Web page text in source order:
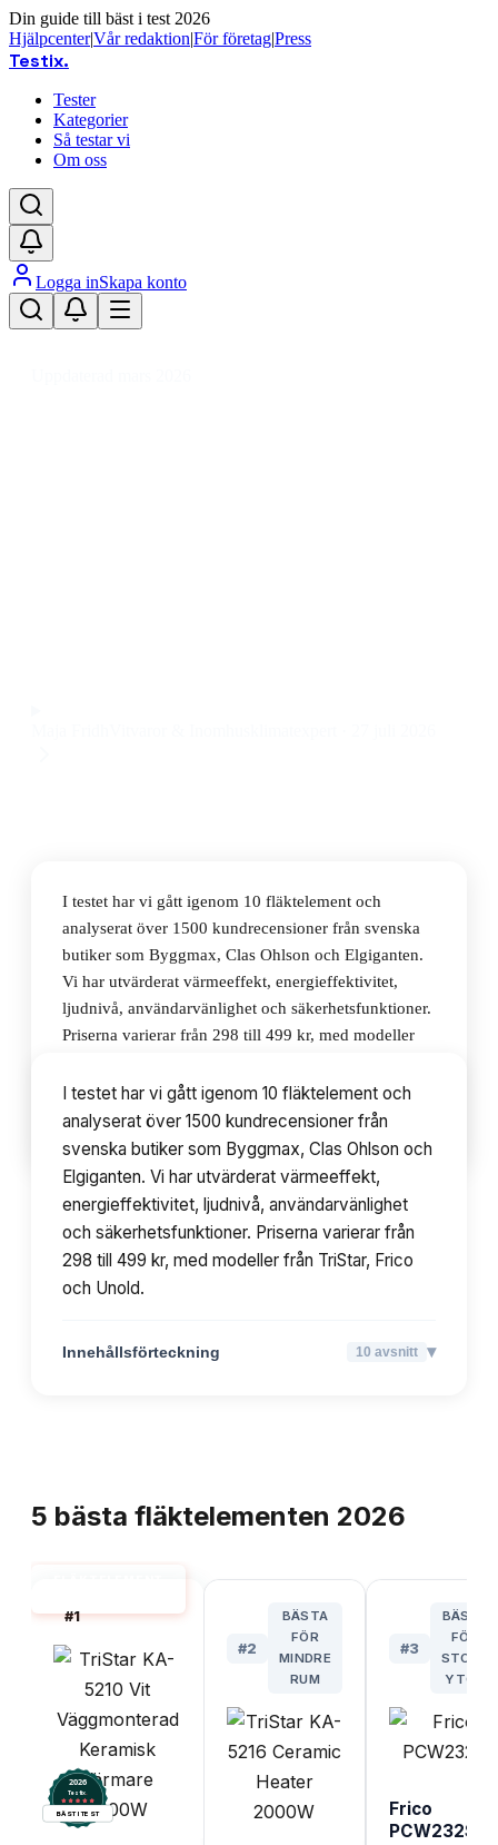
Din guide till bäst i test 2026
Hjälpcenter|Vår redaktion|För företag|Press
Testix.
Tester
Kategorier
Så testar vi
Om oss
Logga inSkapa konto
I testet har vi gått igenom 10 fläktelement och
analyserat över 1500 kundrecensioner från svenska
butiker som Byggmax, Clas Ohlson och Elgiganten.
Vi har utvärderat värmeeffekt, energieffektivitet,
ljudnivå, användarvänlighet och säkerhetsfunktioner.
Priserna varierar från 298 till 499 kr, med modeller
Innehållsförteckning 10avsnitt
I testet har vi gått igenom 10 fläktelement och
analyserat över 1500 kundrecensioner från
svenska butiker som Byggmax, Clas Ohlson och
Elgiganten. Vi har utvärderat värmeeffekt,
energieffektivitet, ljudnivå, användarvänlighet
och säkerhetsfunktioner. Priserna varierar från
298 till 499 kr, med modeller från TriStar, Frico
och Unold.
Innehållsförteckning 10 avsnitt ▾
5 bästa fläktelementen 2026
#1
2026
Testix.
BÄST I TEST
#2
BÄSTA
FÖR
MINDRE
RUM
#3
BÄSTA
FÖR
STORA
YTOR
Frico
PCW232S